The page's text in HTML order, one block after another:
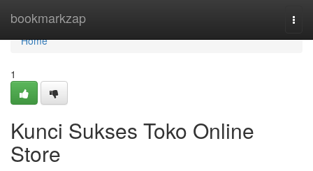
bookmarkzap
Home
Home
1
Kunci Sukses Toko Online
Store